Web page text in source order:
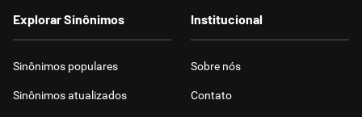
Explorar Sinônimos
Sinônimos populares
Sinônimos atualizados
Institucional
Sobre nós
Contato